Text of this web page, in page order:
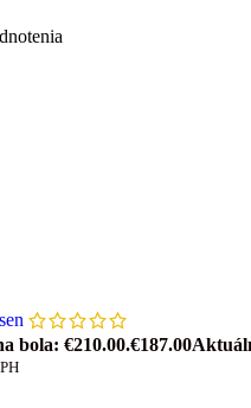
bola: €210.00.€187.00